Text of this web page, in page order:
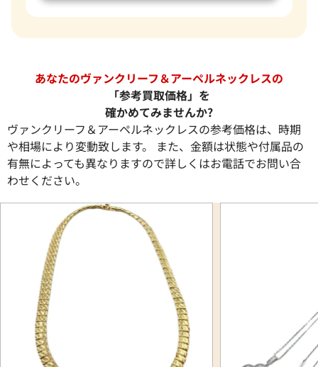
あなたのヴァンクリーフ＆アーペルネックレスの
「参考買取価格」を
確かめてみませんか?
ヴァンクリーフ＆アーペルネックレスの参考価格は、時期
や相場により変動致します。 また、金額は状態や付属品の
有無によっても異なりますので詳しくはお電話でお問い合
わせください。